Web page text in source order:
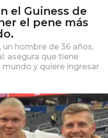
el Guiness de
el pene más
un hombre de 36 años,
asegura que tiene
mundo y quiere ingresar